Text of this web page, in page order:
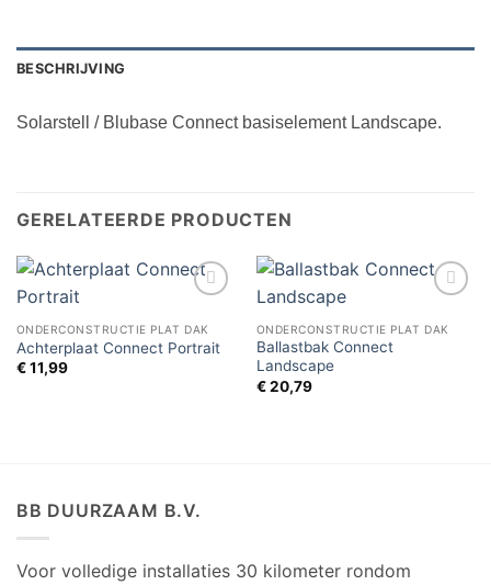
BESCHRIJVING
Solarstell / Blubase Connect basiselement Landscape.
GERELATEERDE PRODUCTEN
aan
verlanglijst
ONDERCONSTRUCTIE PLAT DAK
Achterplaat Connect Portrait
€11,99
aan
ONDERCONSTRUCTIE PLAT DAK
Ballastbak Connect
Landscape
€20,79
BB DUURZAAM B.V.
Voor volledige installaties 30 kilometer rondom